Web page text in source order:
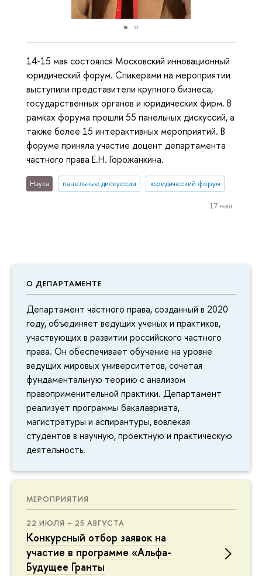
О ДЕПАРТАМЕНТЕ
Департамент частного права, созданный в 2020
году, объединяет ведущих ученых и практиков,
участвующих в развитии российского частного
права. Он обеспечивает обучение на уровне
ведущих мировых университетов, сочетая
фундаментальную теорию с анализом
правоприменительной практики. Департамент
реализует программы бакалавриата,
магистратуры и аспирантуры, вовлекая
студентов в научную, проектную и практическую
деятельность.
МЕРОПРИЯТИЯ
22 ИЮЛЯ – 25 АВГУСТА
Конкурсный отбор заявок на
участие в программе «Альфа-
Будущее Гранты
14-15 мая состоялся Московский инновационный
юридический форум. Спикерами на мероприятии
выступили представители крупного бизнеса,
государственных органов и юридических фирм. В
рамках форума прошли 55 панельных дискуссий, а
также более 15 интерактивных мероприятий. В
форуме приняла участие доцент департамента
частного права Е.Н. Горожанкина.
Наука панельные дискуссии юридический форум
17 мая